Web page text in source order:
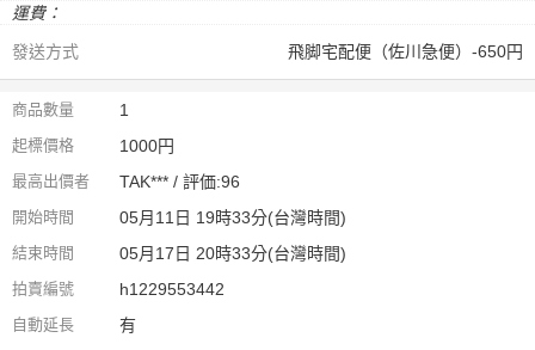
運費：
發送方式
飛脚宅配便（佐川急便）-650円
商品數量 1
起標價格 1000円
最高出價者 TAK*** / 評価:96
開始時間 05月11日 19時33分(台灣時間)
結束時間 05月17日 20時33分(台灣時間)
拍賣編號 h1229553442
自動延長 有